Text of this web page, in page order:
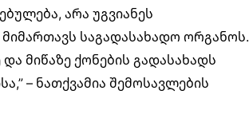
არა უგვიანეს
საგადასახადო ორგანოს.
მიწაზე ქონების გადასახადს
– ნათქვამია შემოსავლების